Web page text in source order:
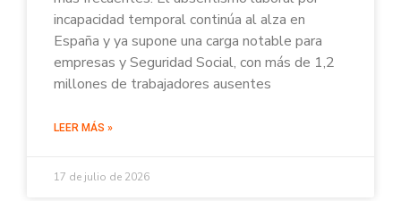
incapacidad temporal continúa al alza en
España y ya supone una carga notable para
empresas y Seguridad Social, con más de 1,2
millones de trabajadores ausentes
LEER MÁS »
17 de julio de 2026